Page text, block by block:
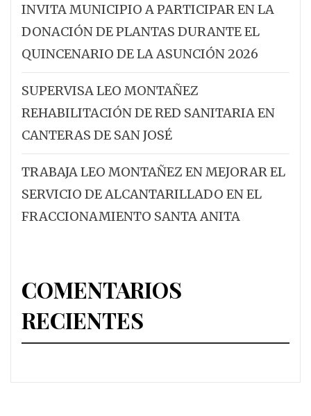
INVITA MUNICIPIO A PARTICIPAR EN LA
DONACIÓN DE PLANTAS DURANTE EL
QUINCENARIO DE LA ASUNCIÓN 2026
SUPERVISA LEO MONTAÑEZ
REHABILITACIÓN DE RED SANITARIA EN
CANTERAS DE SAN JOSÉ
TRABAJA LEO MONTAÑEZ EN MEJORAR EL
SERVICIO DE ALCANTARILLADO EN EL
FRACCIONAMIENTO SANTA ANITA
COMENTARIOS
RECIENTES